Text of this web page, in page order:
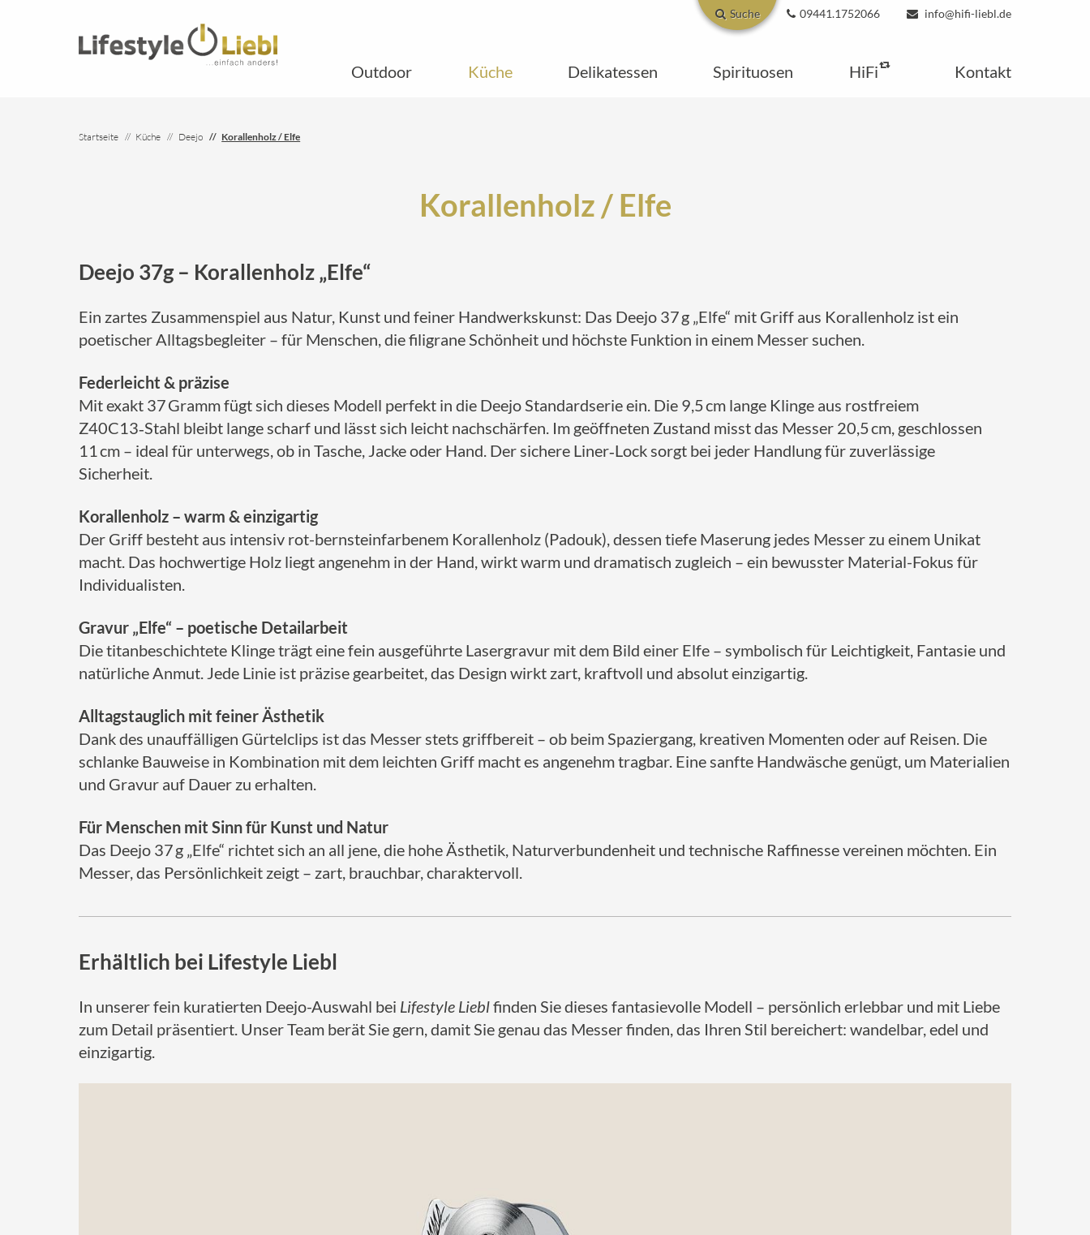
Suche 09441.1752066 info@hifi-liebl.de
Outdoor Küche Delikatessen Spirituosen HiFi Kontakt
Startseite Küche Deejo Korallenholz / Elfe
Korallenholz / Elfe
Deejo 37g – Korallenholz „Elfe“
Ein zartes Zusammenspiel aus Natur, Kunst und feiner Handwerkskunst: Das Deejo 37 g „Elfe“ mit Griff aus Korallenholz ist ein
poetischer Alltagsbegleiter – für Menschen, die filigrane Schönheit und höchste Funktion in einem Messer suchen.
Federleicht & präzise
Mit exakt 37 Gramm fügt sich dieses Modell perfekt in die Deejo Standardserie ein. Die 9,5 cm lange Klinge aus rostfreiem
Z40C13‑Stahl bleibt lange scharf und lässt sich leicht nachschärfen. Im geöffneten Zustand misst das Messer 20,5 cm, geschlossen
11 cm – ideal für unterwegs, ob in Tasche, Jacke oder Hand. Der sichere Liner‑Lock sorgt bei jeder Handlung für zuverlässige
Sicherheit.
Korallenholz – warm & einzigartig
Der Griff besteht aus intensiv rot-bernsteinfarbenem Korallenholz (Padouk), dessen tiefe Maserung jedes Messer zu einem Unikat
macht. Das hochwertige Holz liegt angenehm in der Hand, wirkt warm und dramatisch zugleich – ein bewusster Material-Fokus für
Individualisten.
Gravur „Elfe“ – poetische Detailarbeit
Die titanbeschichtete Klinge trägt eine fein ausgeführte Lasergravur mit dem Bild einer Elfe – symbolisch für Leichtigkeit, Fantasie und
natürliche Anmut. Jede Linie ist präzise gearbeitet, das Design wirkt zart, kraftvoll und absolut einzigartig.
Alltagstauglich mit feiner Ästhetik
Dank des unauffälligen Gürtelclips ist das Messer stets griffbereit – ob beim Spaziergang, kreativen Momenten oder auf Reisen. Die
schlanke Bauweise in Kombination mit dem leichten Griff macht es angenehm tragbar. Eine sanfte Handwäsche genügt, um Materialien
und Gravur auf Dauer zu erhalten.
Für Menschen mit Sinn für Kunst und Natur
Das Deejo 37 g „Elfe“ richtet sich an all jene, die hohe Ästhetik, Naturverbundenheit und technische Raffinesse vereinen möchten. Ein
Messer, das Persönlichkeit zeigt – zart, brauchbar, charaktervoll.
Erhältlich bei Lifestyle Liebl
In unserer fein kuratierten Deejo-Auswahl bei Lifestyle Lieblfinden Sie dieses fantasievolle Modell – persönlich erlebbar und mit Liebe
zum Detail präsentiert. Unser Team berät Sie gern, damit Sie genau das Messer finden, das Ihren Stil bereichert: wandelbar, edel und
einzigartig.